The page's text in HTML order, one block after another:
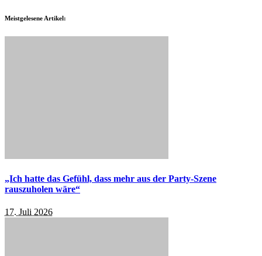
Meistgelesene Artikel:
„Ich hatte das Gefühl, dass mehr aus der Party-Szene
rauszuholen wäre“
17. Juli 2026